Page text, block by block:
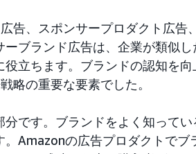
告、スポンサープロダクト広告、
ブランド広告は、企業が類似し
立ちます。ブランドの認知を向
略の重要な要素でした。
分です。ブランドをよく知ってい
Amazonの広告プロダクトでブ